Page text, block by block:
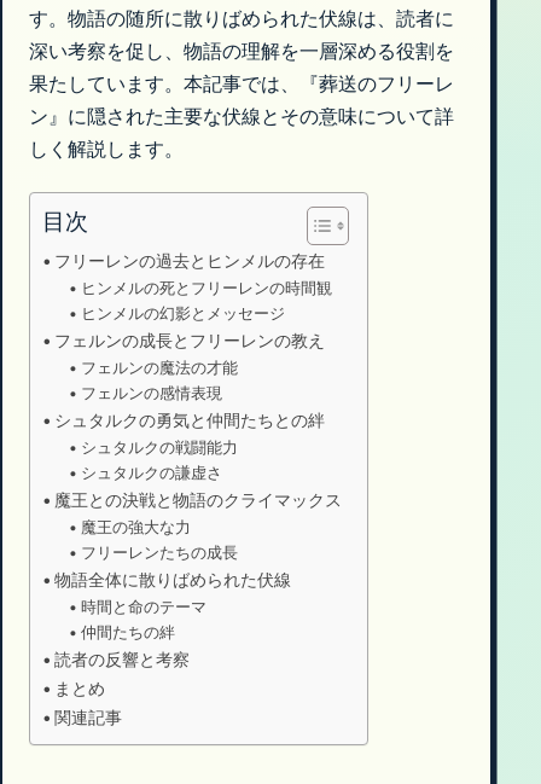
す。物語の随所に散りばめられた伏線は、読者に
深い考察を促し、物語の理解を一層深める役割を
果たしています。本記事では、『葬送のフリーレ
ン』に隠された主要な伏線とその意味について詳
しく解説します。
目次
フリーレンの過去とヒンメルの存在
ヒンメルの死とフリーレンの時間観
ヒンメルの幻影とメッセージ
フェルンの成長とフリーレンの教え
フェルンの魔法の才能
フェルンの感情表現
シュタルクの勇気と仲間たちとの絆
シュタルクの戦闘能力
シュタルクの謙虚さ
魔王との決戦と物語のクライマックス
魔王の強大な力
フリーレンたちの成長
物語全体に散りばめられた伏線
時間と命のテーマ
仲間たちの絆
読者の反響と考察
まとめ
関連記事